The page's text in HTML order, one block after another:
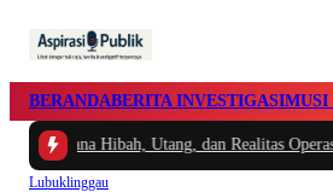
BERANDABERITA INVESTIGASIMUSI
Hibah, Utang, dan Realitas Operasional
Lubuklinggau